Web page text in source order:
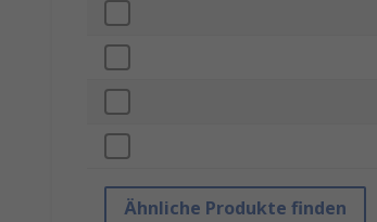
Ähnliche Produkte finden